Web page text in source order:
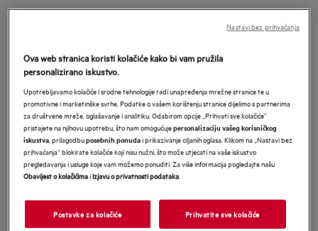
*Obavezno
Upišite
svoju
e-
mail
adresu
Pristajem na primanje personaliziranog marketinškog sadržaja
Electrolux grupeputem e-pošte, telefona, SMS-a i pošte. Pristajem i da
se moji osobni podaci dijele s mrežama trećih strana i koriste za
mrežama. U svakom trenutku mogu povući svoju suglasnost.
Potvrđujem da imam 18 ili više godina. Za više informacija pročitajte
Obavijest o zaštiti podataka
Ova web stranica koristi kolačiće kako bi vam pružila
personalizirano iskustvo.
Upotrebljavamo kolačiće i srodne tehnologije radi unapređenja mrežne stranice te u
promotivne i marketinške svrhe. Podatke o vašem korištenju stranice dijelimo s partnerima
za društvene mreže, oglašavanje i analitiku. Odabirom opcije „Prihvati sve kolačiće”
pristajete na njihovu upotrebu, što nam omogućujepersonalizaciju vašeg korisničkog
iskustva, prilagodbuposebnih ponudai prikazivanje ciljanih oglasa. Klikom na „Nastavi bez
prihvaćanja” blokirate kolačiće koji nisu nužni, što može utjecati na vaše iskustvo
pregledavanja i usluge koje vam možemo ponuditi. Za više informacija pogledajte našu
Obavijest o kolačićimaiIzjavu o privatnosti podataka.
Postavke za kolačiće Prihvatite sve kolačiće
Nastavi bez prihvaćanja